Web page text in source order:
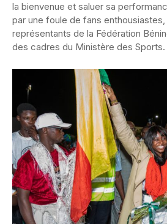
la bienvenue et saluer sa
par une foule de fans
représentants de la Fédération
des cadres du Ministère des Sports.